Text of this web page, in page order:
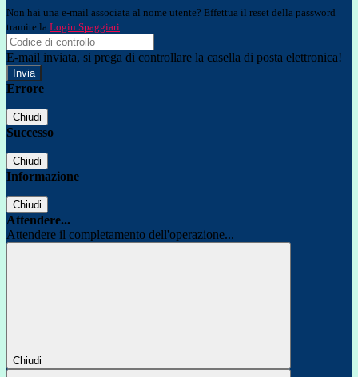
Non hai una e-mail associata al nome utente? Effettua il reset della password
tramite la Login Spaggiari
E-mail inviata, si prega di controllare la casella di posta elettronica!
Errore
Chiudi
Successo
Chiudi
Informazione
Chiudi
Attendere...
Attendere il completamento dell'operazione...
Chiudi